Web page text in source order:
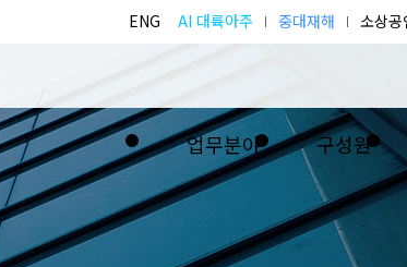
ENG AI 대륙아주 중대재해 소상공
업무분야 구성원